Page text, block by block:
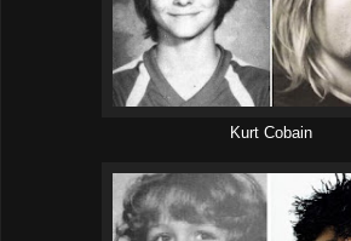
Kurt Cobain